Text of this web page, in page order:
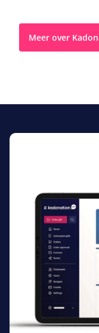
Meer over